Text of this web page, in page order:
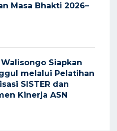
Masa Bhakti 2026–
Walisongo Siapkan
melalui Pelatihan
SISTER dan
Kinerja ASN